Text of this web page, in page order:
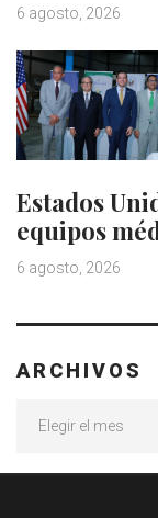
6 agosto, 2026
Estados
equipos
6 agosto, 2026
ARCHIVOS